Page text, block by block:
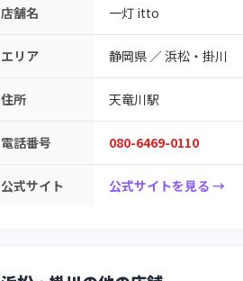
店舗名 一灯 itto
エリア 静岡県 ／浜松・掛川
住所 天竜川駅
電話番号 080-6469-0110
公式サイト 公式サイトを見る →